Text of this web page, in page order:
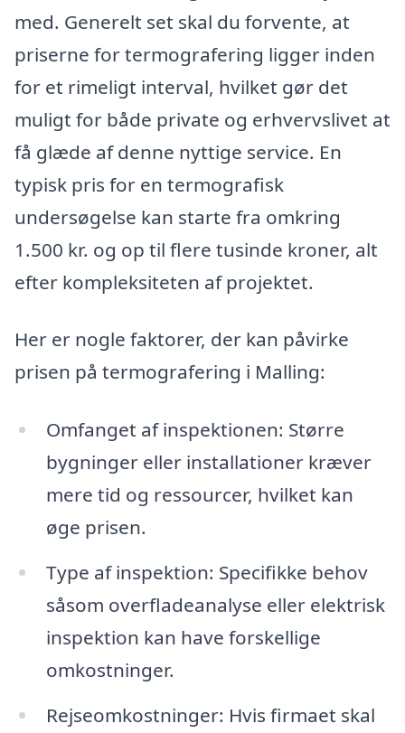
med. Generelt set skal du forvente, at
priserne for termografering ligger inden
for et rimeligt interval, hvilket gør det
muligt for både private og erhvervslivet at
få glæde af denne nyttige service. En
typisk pris for en termografisk
undersøgelse kan starte fra omkring
1.500 kr. og op til flere tusinde kroner, alt
efter kompleksiteten af projektet.
Her er nogle faktorer, der kan påvirke
prisen på termografering i Malling:
Omfanget af inspektionen: Større
bygninger eller installationer kræver
mere tid og ressourcer, hvilket kan
øge prisen.
Type af inspektion: Specifikke behov
såsom overfladeanalyse eller elektrisk
inspektion kan have forskellige
omkostninger.
Rejseomkostninger: Hvis firmaet skal